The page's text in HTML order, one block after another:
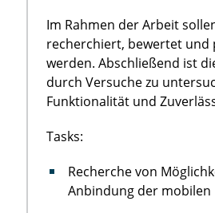
Im Rahmen der Arbeit
recherchiert, bewertet und
werden. Abschließend ist
durch Versuche zu
Funktionalität und
Tasks:
Recherche von
Anbindung der